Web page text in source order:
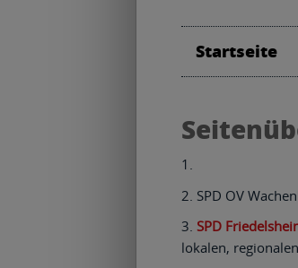
Startseite
SPD OV
SPD
lokalen,